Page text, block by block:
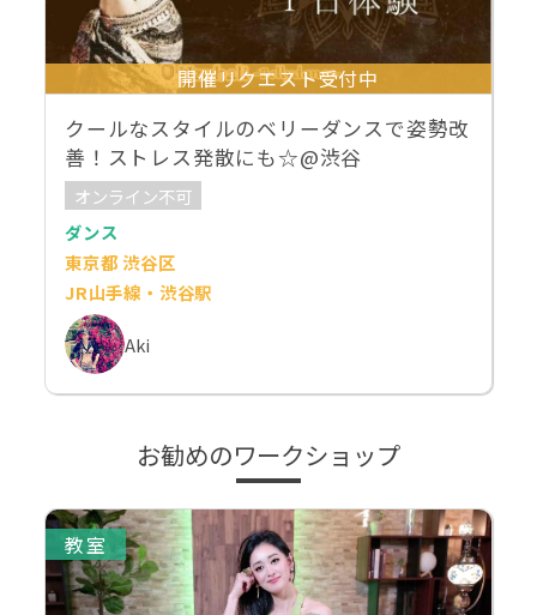
開催リクエスト受付中
クールなスタイルのベリーダンスで姿勢改
善！ストレス発散にも☆@渋谷
オンライン不可
ダンス
東京都 渋谷区
JR山手線・渋谷駅
Aki
お勧めのワークショップ
教室